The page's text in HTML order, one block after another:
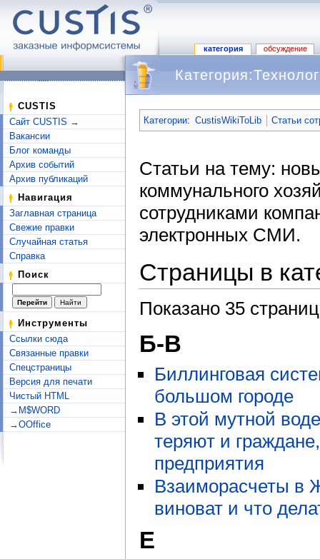
категория обсуждение
CUSTIS
Сайт CUSTIS →
Вакансии
Блог команды
Архив событий
Архив публикаций
Навигация
Заглавная страница
Свежие правки
Случайная статья
Справка
Поиск
Инструменты
Ссылки сюда
Связанные правки
Спецстраницы
Версия для печати
Чистый HTML
→M$WORD
→OOffice
Категории: CustisWikiToLib Статьи
Статьи на тему:
коммунального
сотрудниками
электронных СМИ.
Страницы в
Показано 35
Б-В
Биллинговая
большом городе
В этой мутной
теряют и
предприятия
Взаиморасчеты в
виноват и что
Е